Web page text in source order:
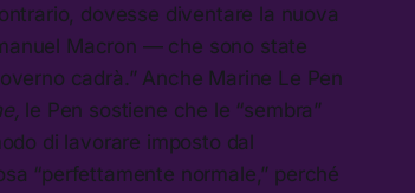
dovesse diventare la nuova
Macron — che sono state
cadrà.” Anche Marine Le Pen
le Pen sostiene che le “sembra”
di lavorare imposto dal
“perfettamente normale,” perché